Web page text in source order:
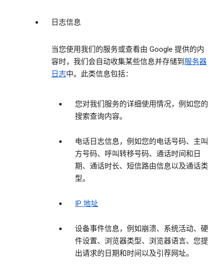
日志信息
当您使用我们的服务或查看由 Google 提供的内
容时，我们会自动收集某些信息并存储到 服务器
日志中。此类信息包括：
您对我们服务的详细使用情况，例如您的
搜索查询内容。
电话日志信息，例如您的电话号码、主叫
方号码、呼叫转移号码、通话时间和日
期、通话时长、短信路由信息以及通话类
型。
IP 地址
设备事件信息，例如崩溃、系统活动、硬
件设置、浏览器类型、浏览器语言、您提
出请求的日期和时间以及引荐网址。